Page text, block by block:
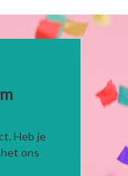
Heb je
ons